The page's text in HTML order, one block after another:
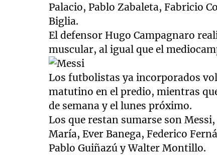
Palacio, Pablo Zabaleta, Fabricio
Biglia.
El defensor Hugo Campagnaro
muscular, al igual que el
Los futbolistas ya incorporados
matutino en el predio, mientras
de semana y el lunes próximo.
Los que restan sumarse son
María, Ever Banega, Federico
Pablo Guiñazú y Walter Montillo.